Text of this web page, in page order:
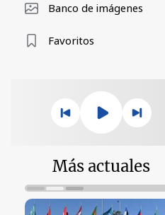
Banco de imágenes
Favoritos
Más actuales